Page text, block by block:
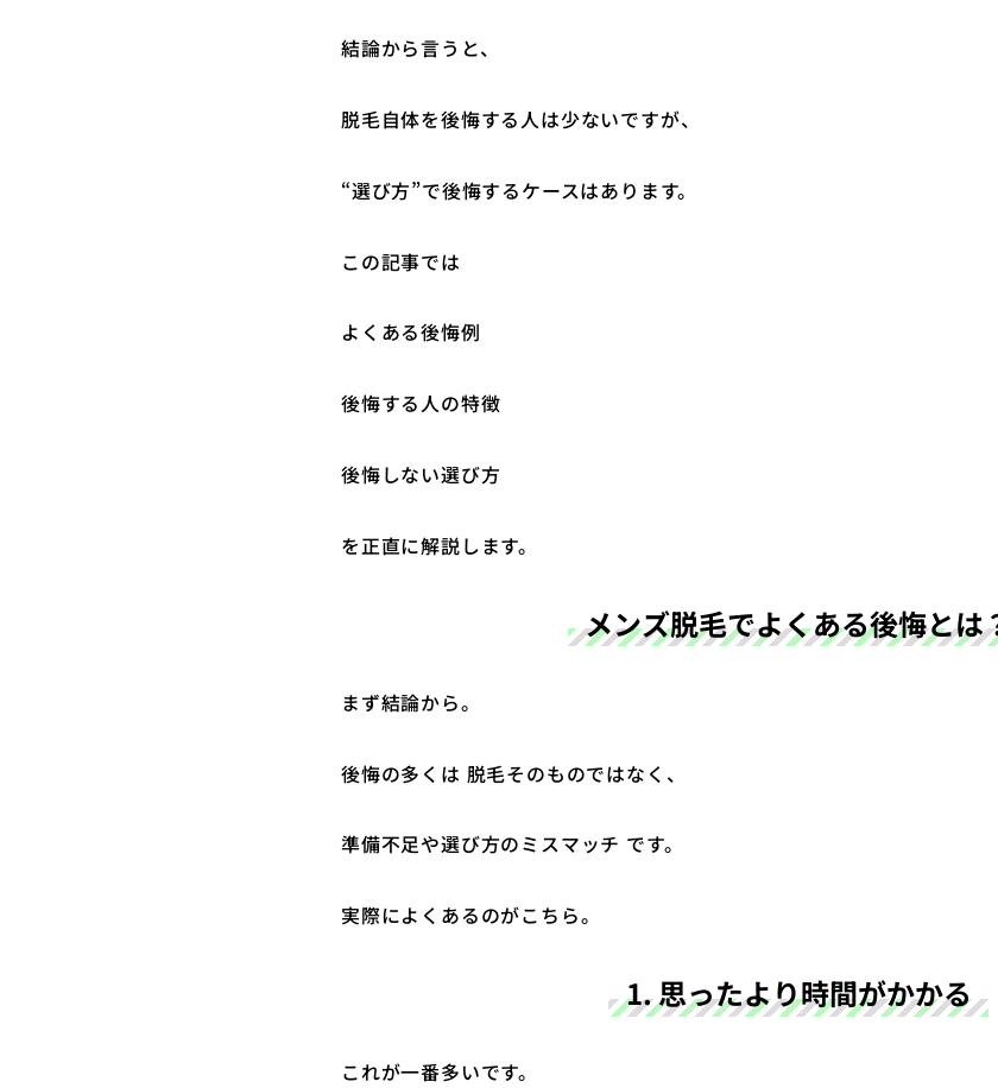
結論から言うと、
脱毛自体を後悔する人は少ないですが、
“選び方”で後悔するケースはあります。
この記事では
よくある後悔例
後悔する人の特徴
後悔しない選び方
を正直に解説します。
メンズ脱毛でよくある後悔とは
まず結論から。
後悔の多くは 脱毛そのものではなく、
準備不足や選び方のミスマッチ です。
実際によくあるのがこちら。
1. 思ったより時間がかかる
これが一番多いです。